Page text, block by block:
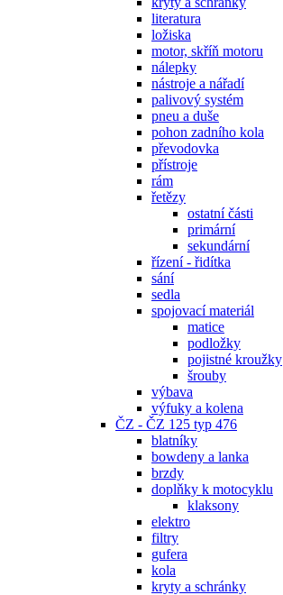
literatura
ložiska
motor, skříň motoru
nálepky
nástroje a nářadí
palivový systém
pneu a duše
pohon zadního kola
převodovka
přístroje
rám
řetězy
ostatní části
primární
sekundární
řízení - řidítka
sání
sedla
spojovací materiál
matice
podložky
pojistné kroužky
šrouby
výbava
výfuky a kolena
ČZ - ČZ 125 typ 476
blatníky
bowdeny a lanka
brzdy
doplňky k motocyklu
klaksony
elektro
filtry
gufera
kola
kryty a schránky